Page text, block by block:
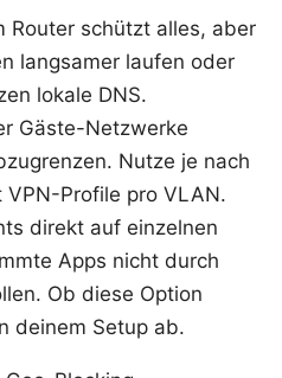
Router schützt alles, aber
langsamer laufen oder
lokale DNS.
Gäste-Netzwerke
Nutze je nach
VPN-Profile pro VLAN.
direkt auf einzelnen
Apps nicht durch
Ob diese Option
deinem Setup ab.